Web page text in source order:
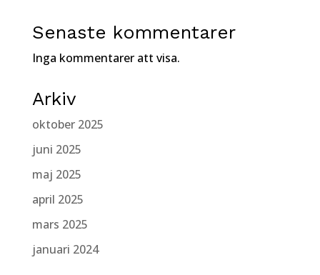
Senaste kommentarer
Inga kommentarer att visa.
Arkiv
oktober 2025
juni 2025
maj 2025
april 2025
mars 2025
januari 2024